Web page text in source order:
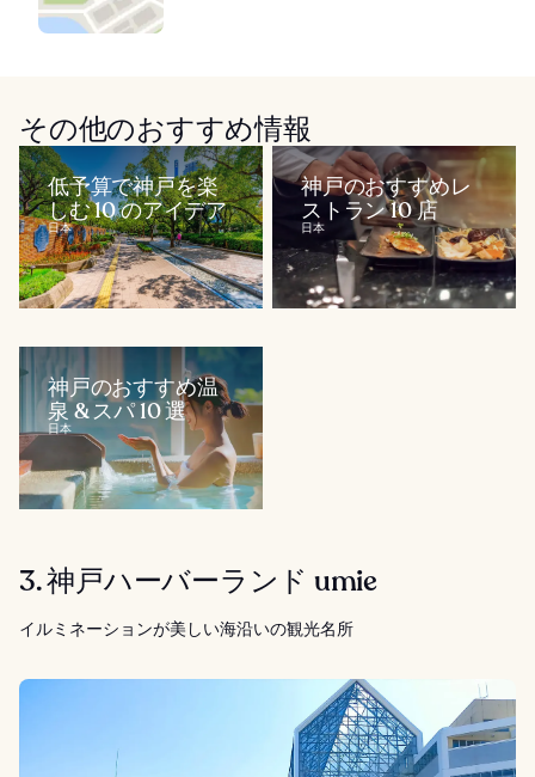
その他のおすすめ情報
低予算で神戸を楽
しむ 10 のアイデア
日本
神戸のおすすめレ
ストラン 10 店
日本
神戸のおすすめ温
泉 & スパ 10 選
日本
3. 神戸ハーバーランド umie
イルミネーションが美しい海沿いの観光名所